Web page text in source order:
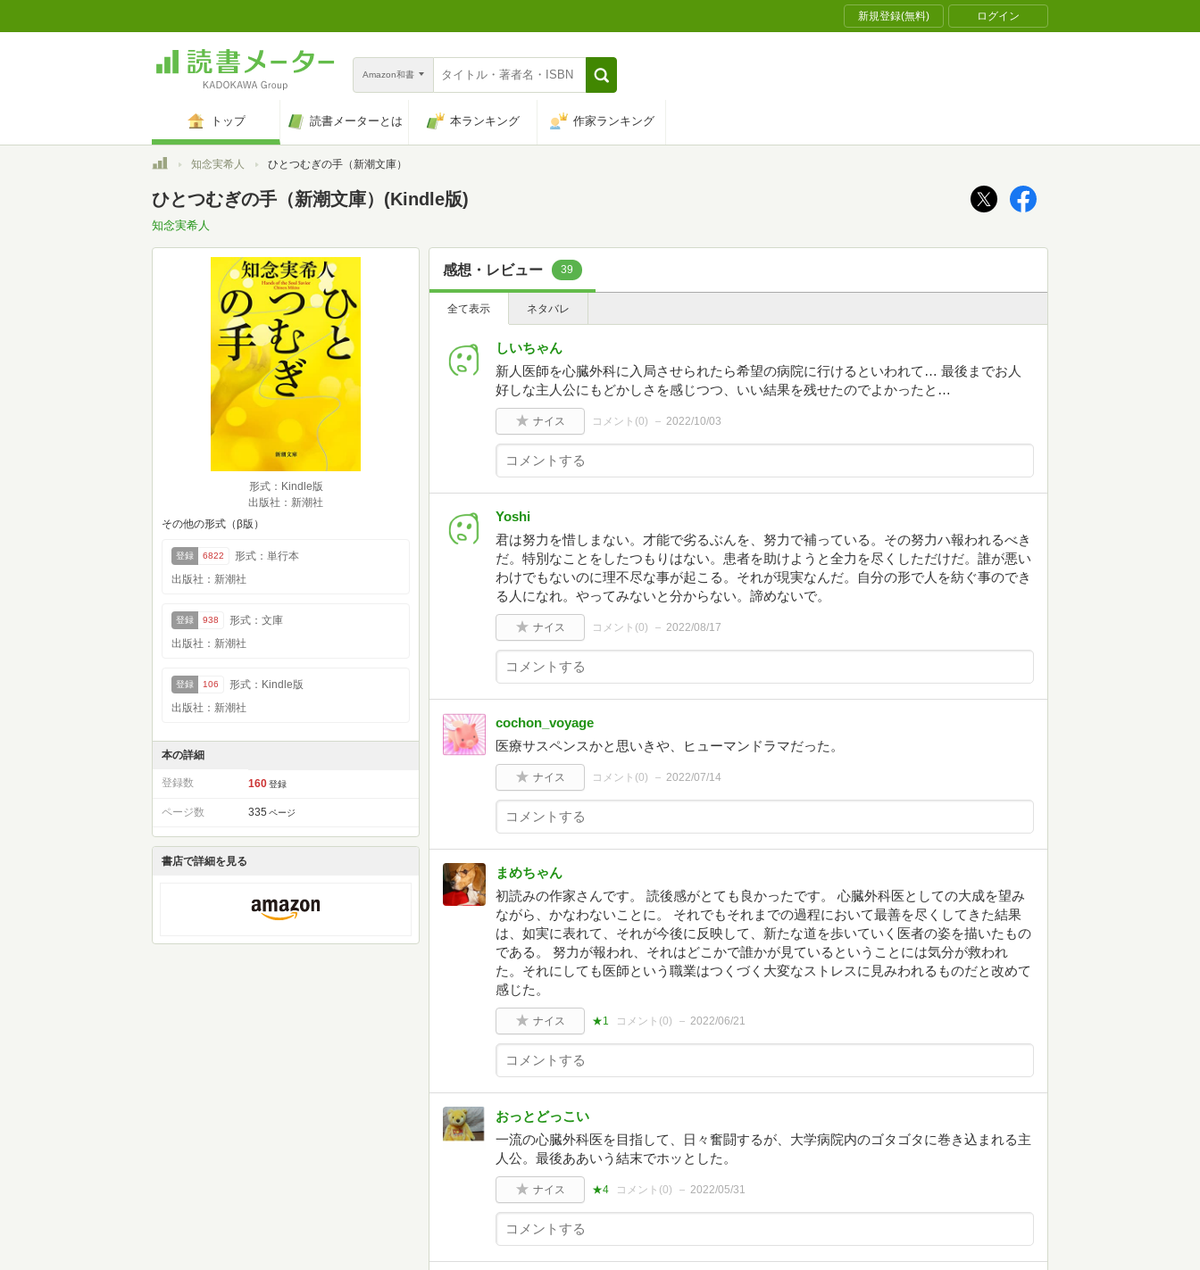
新規登録(無料) ログイン
Amazon和書
トップ 読書メーターとは 本ランキング 作家ランキング
トップ知念実希人 ひとつむぎの手（新潮文庫）
ひとつむぎの手（新潮文庫）(Kindle版)
知念実希人
形式：Kindle版
出版社：新潮社
その他の形式（β版）
登録 6822
形式：単行本
出版社：新潮社
登録 938
形式：文庫
出版社：新潮社
登録 106
形式：Kindle版
出版社：新潮社
本の詳細
登録数 160 登録
ページ数 335 ページ
書店で詳細を見る
感想・レビュー 39
全て表示 ネタバレ
しいちゃん
新人医師を心臓外科に入局させられたら希望の病院に行けるといわれて… 最後までお人
好しな主人公にもどかしさを感じつつ、いい結果を残せたのでよかったと…
ナイス コメント(0) 2022/10/03
Yoshi
君は努力を惜しまない。才能で劣るぶんを、努力で補っている。その努力ハ報われるべき
だ。特別なことをしたつもりはない。患者を助けようと全力を尽くしただけだ。誰が悪い
わけでもないのに理不尽な事が起こる。それが現実なんだ。自分の形で人を紡ぐ事のでき
る人になれ。やってみないと分からない。諦めないで。
ナイス コメント(0) 2022/08/17
cochon_voyage
医療サスペンスかと思いきや、ヒューマンドラマだった。
ナイス コメント(0) 2022/07/14
まめちゃん
初読みの作家さんです。 読後感がとても良かったです。 心臓外科医としての大成を望み
ながら、かなわないことに。 それでもそれまでの過程において最善を尽くしてきた結果
は、如実に表れて、それが今後に反映して、新たな道を歩いていく医者の姿を描いたもの
である。 努力が報われ、それはどこかで誰かが見ているということには気分が救われ
た。それにしても医師という職業はつくづく大変なストレスに見みわれるものだと改めて
感じた。
ナイス ★1 コメント(0) 2022/06/21
おっとどっこい
一流の心臓外科医を目指して、日々奮闘するが、大学病院内のゴタゴタに巻き込まれる主
人公。最後ああいう結末でホッとした。
ナイス ★4 コメント(0) 2022/05/31